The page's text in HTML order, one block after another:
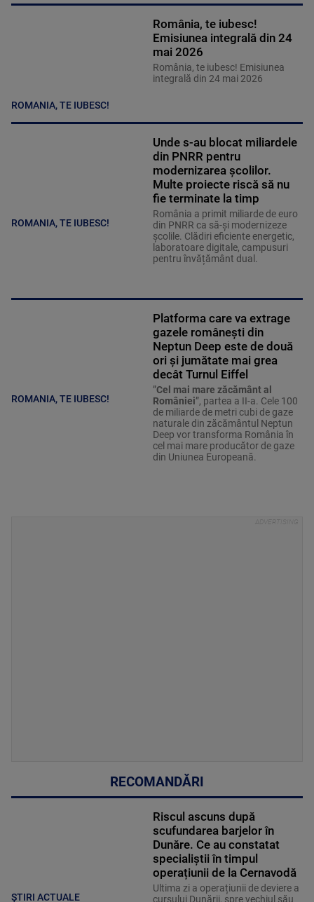
ROMANIA, TE IUBESC!
România, te iubesc!
Emisiunea integrală din 24
mai 2026
România, te iubesc! Emisiunea
integrală din 24 mai 2026
ROMANIA, TE IUBESC!
Unde s-au blocat miliardele
din PNRR pentru
modernizarea școlilor.
Multe proiecte riscă să nu
fie terminate la timp
România a primit miliarde de euro
din PNRR ca să-și modernizeze
școlile. Clădiri eficiente energetic,
laboratoare digitale, campusuri
pentru învățământ dual.
ROMANIA, TE IUBESC!
Platforma care va extrage
gazele românești din
Neptun Deep este de două
ori și jumătate mai grea
decât Turnul Eiffel
”Cel mai mare zăcământ al
României”, partea a II-a. Cele 100
de miliarde de metri cubi de gaze
naturale din zăcământul Neptun
Deep vor transforma România în
cel mai mare producător de gaze
din Uniunea Europeană.
RECOMANDĂRI
ȘTIRI ACTUALE
Riscul ascuns după
scufundarea barjelor în
Dunăre. Ce au constatat
specialiștii în timpul
operațiunii de la Cernavodă
Ultima zi a operațiunii de deviere a
cursului Dunării, spre vechiul său